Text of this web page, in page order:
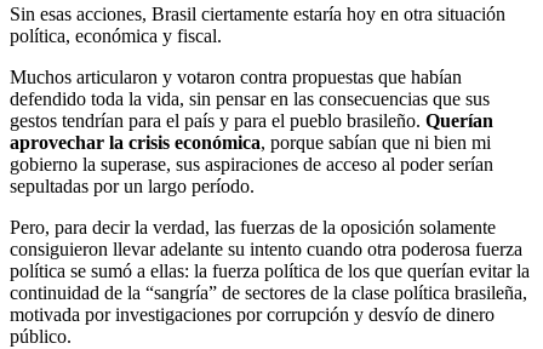
Sin esas acciones, Brasil ciertamente estaría hoy en otra situación
política, económica y fiscal.
Muchos articularon y votaron contra propuestas que habían
defendido toda la vida, sin pensar en las consecuencias que sus
gestos tendrían para el país y para el pueblo brasileño. Querían
aprovechar la crisis económica, porque sabían que ni bien mi
gobierno la superase, sus aspiraciones de acceso al poder serían
sepultadas por un largo período.
Pero, para decir la verdad, las fuerzas de la oposición solamente
consiguieron llevar adelante su intento cuando otra poderosa fuerza
política se sumó a ellas: la fuerza política de los que querían evitar la
continuidad de la “sangría” de sectores de la clase política brasileña,
motivada por investigaciones por corrupción y desvío de dinero
público.